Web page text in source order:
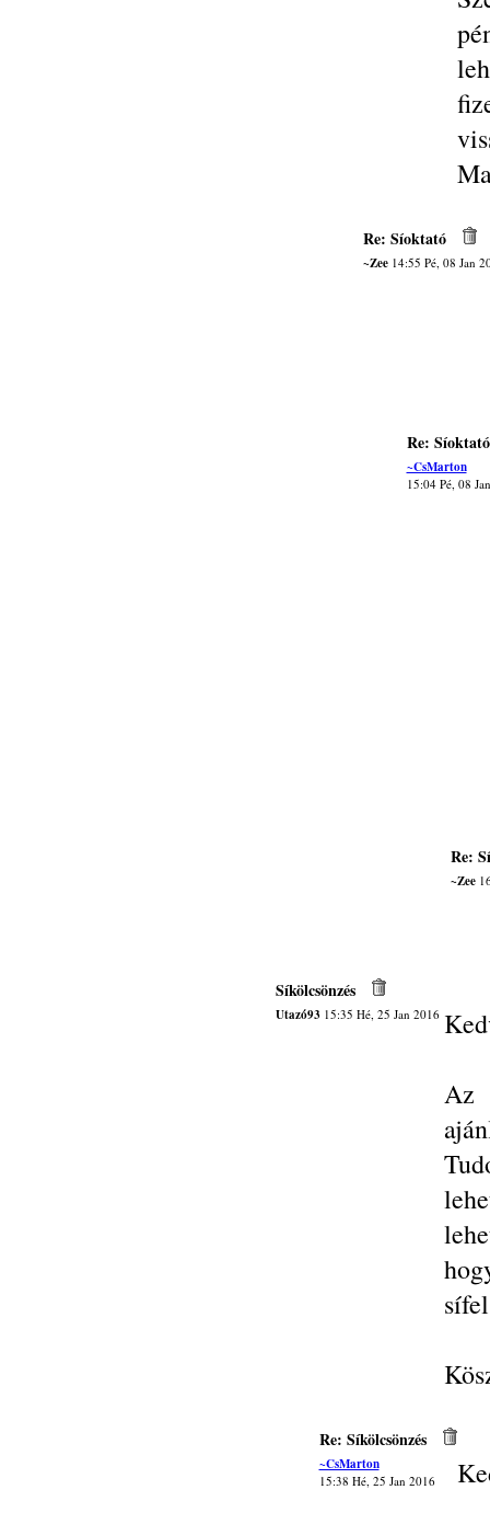
Re: Síoktató
~Zee14:55 Pé, 08 Jan
Re: Síoktató
~CsMarton
15:04 Pé, 08
Re:
~Zee
Síkölcsönzés
Utazó93 15:35 Hé, 25 Jan 2016
Az
Re: Síkölcsönzés
~CsMarton
15:38 Hé, 25 Jan 2016